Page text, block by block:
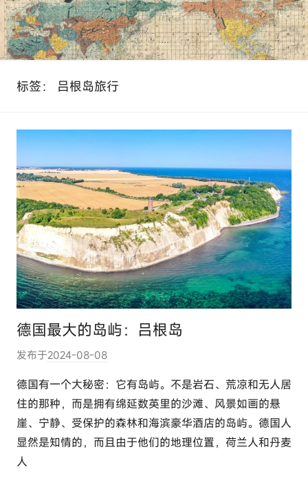
标签： 吕根岛旅行
德国最大的岛屿：吕根岛
发布于2024-08-08
:
e
l
u
德国有一个大秘密：它有岛屿。不是岩石、荒凉和无人居
住的那种，而是拥有绵延数英里的沙滩、风景如画的悬
崖、宁静、受保护的森林和海滨豪华酒店的岛屿。德国人
显然是知情的，而且由于他们的地理位置，荷兰人和丹麦
人